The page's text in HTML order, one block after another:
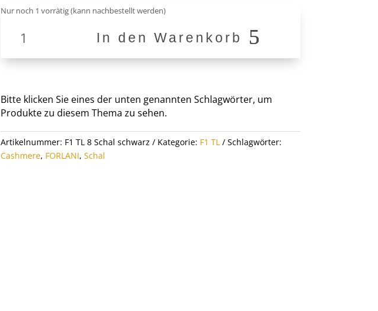
Nur noch 1 vorrätig (kann nachbestellt werden)
Cashmere
Menge
In den Warenkorb
Bitte klicken Sie eines der unten genannten Schlagwörter, um
Produkte zu diesem Thema zu sehen.
Artikelnummer: F1 TL 8 Schal schwarz Kategorie: F1 TL
Schlagwörter:
Cashmere, FORLANI, Schal